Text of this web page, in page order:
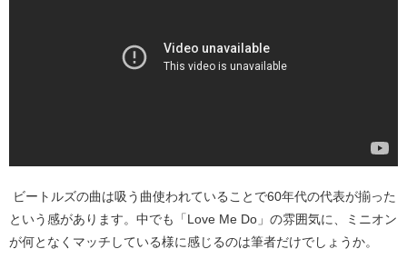
ビートルズの曲は吸う曲使われていることで60年代の代表が揃った
という感があります。中でも「Love Me Do」の雰囲気に、ミニオン
が何となくマッチしている様に感じるのは筆者だけでしょうか。